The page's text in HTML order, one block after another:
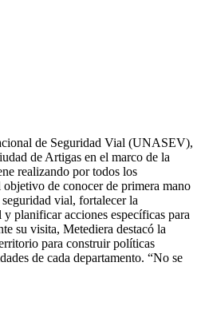
de Seguridad Vial (UNASEV),
de Artigas en el marco de la
realizando por todos los
de conocer de primera mano
vial, fortalecer la
planificar acciones específicas para
su visita, Metediera destacó la
para construir políticas
de cada departamento. “No se